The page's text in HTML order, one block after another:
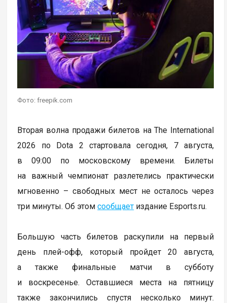
Фото: freepik.com
Вторая волна продажи билетов на The International
2026 по Dota 2 стартовала сегодня, 7 августа,
в 09:00 по московскому времени. Билеты
на важный чемпионат разлетелись практически
мгновенно – свободных мест не осталось через
три минуты. Об этомсообщает издание Esports.ru.
Большую часть билетов раскупили на первый
день плей-офф, который пройдет 20 августа,
а также финальные матчи в субботу
и воскресенье. Оставшиеся места на пятницу
также закончились спустя несколько минут.